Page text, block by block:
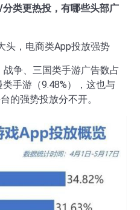
类更热投，有哪些头部广
头，电商类App投放强势
争、三国类手游广告数占
手游（9.48%），这也与
的强势投放分不开。